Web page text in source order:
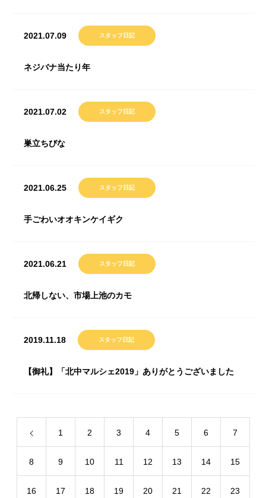
2021.07.09 スタッフ日記
ネジバナ当たり年
2021.07.02 スタッフ日記
巣立ちびな
2021.06.25 スタッフ日記
手ごわいオオキンケイギク
2021.06.21 スタッフ日記
北帰しない、市場上池のカモ
2019.11.18 スタッフ日記
【御礼】「北中マルシェ2019」ありがとうございました
1 2 3 4 5 6 7
8 9 10 11 12 13 14 15
16 17 18 19 20 21 22 23